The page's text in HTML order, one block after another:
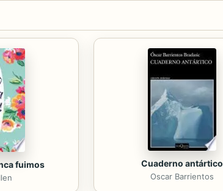
fuimos Cuaderno antártico
Oscar Barrientos